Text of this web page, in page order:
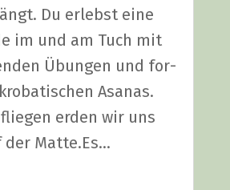
Du erlebst eine
im und am Tuch mit
Übun­gen und for­
Asa­nas.
erden wir uns
der Matte.Es…